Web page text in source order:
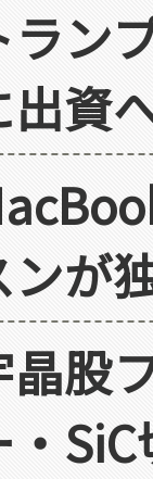
ラン
出資
ンが
晶股
・